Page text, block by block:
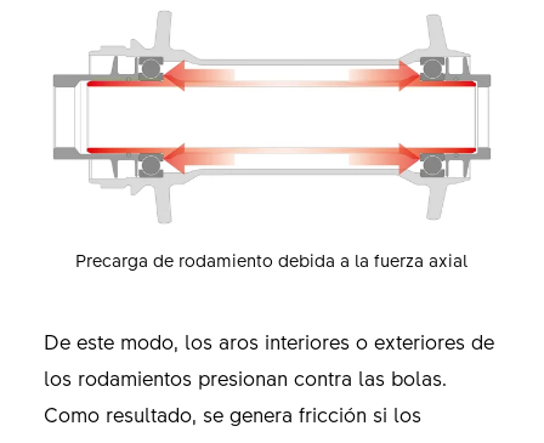
Precarga de rodamiento debida a la fuerza axial
De este modo, los aros interiores o exteriores de
los rodamientos presionan contra las bolas.
Como resultado, se genera fricción si los